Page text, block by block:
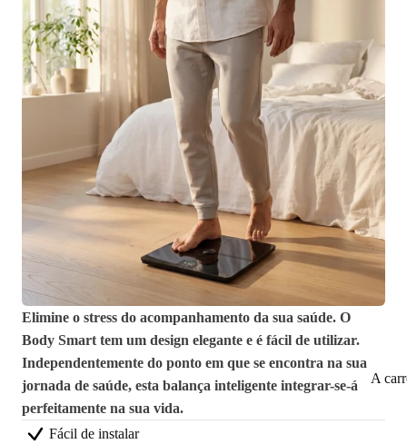
A
Elimine o stress do acompanhamento da sua saúde. O
Body Smart tem um design elegante e é fácil de utilizar.
Independentemente do ponto em que se encontra na sua
jornada de saúde, esta balança inteligente integrar-se-á
perfeitamente na sua vida.
Fácil de instalar